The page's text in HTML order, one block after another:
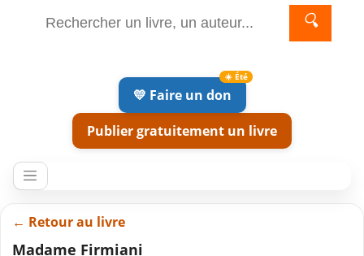
🔍
💛 Faire un don
Publier gratuitement un livre
← Retour au livre
Madame Firmiani